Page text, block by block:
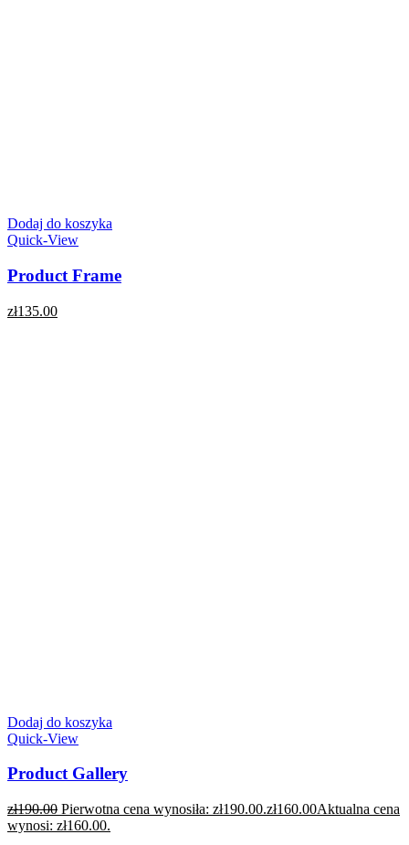
Dodaj do koszyka
Quick-View
Product Frame
zł135.00
Dodaj do koszyka
Quick-View
Product Gallery
zł190.00 Pierwotna cena wynosiła: zł190.00.zł160.00Aktualna cena
wynosi: zł160.00.